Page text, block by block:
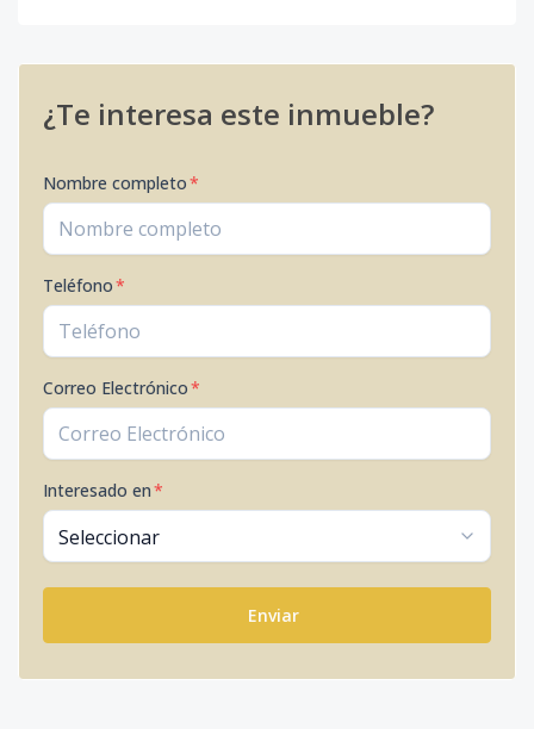
¿Te interesa este inmueble?
Nombre completo*
Teléfono*
Correo Electrónico*
Interesado en*
Enviar